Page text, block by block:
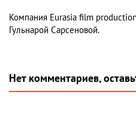
Компания Eurasia film
Гульнарой Сарсеновой.
Нет комментариев,